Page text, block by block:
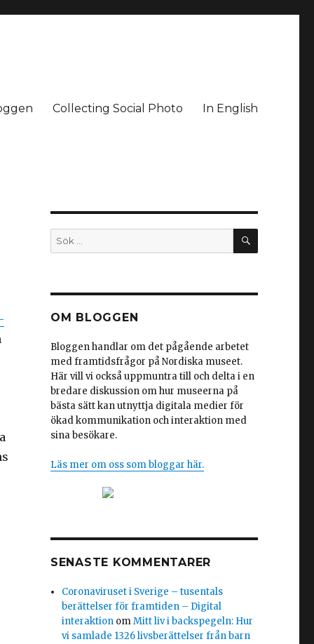
Collecting Social Photo In English
Sök
efter:
SÖK
OM BLOGGEN
Bloggen handlar om det pågående arbetet
med framtidsfrågor på Nordiska museet.
Här vill vi också uppmuntra till och delta i en
bredare diskussion om hur museerna på
bästa sätt kan utnyttja digitala medier för
ökad kommunikation och interaktion med
sina besökare.
Läs mer om oss som bloggar här.
SENASTE KOMMENTARER
Coronaviruset i Sverige – tusentals
berättelser för framtiden – Digital
interaktion omMitt liv i backspegeln: Hur
vi samlade 1326 livsberättelser från barn